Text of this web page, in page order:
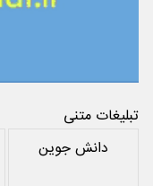
تبلیغات متنی
دانش جوین